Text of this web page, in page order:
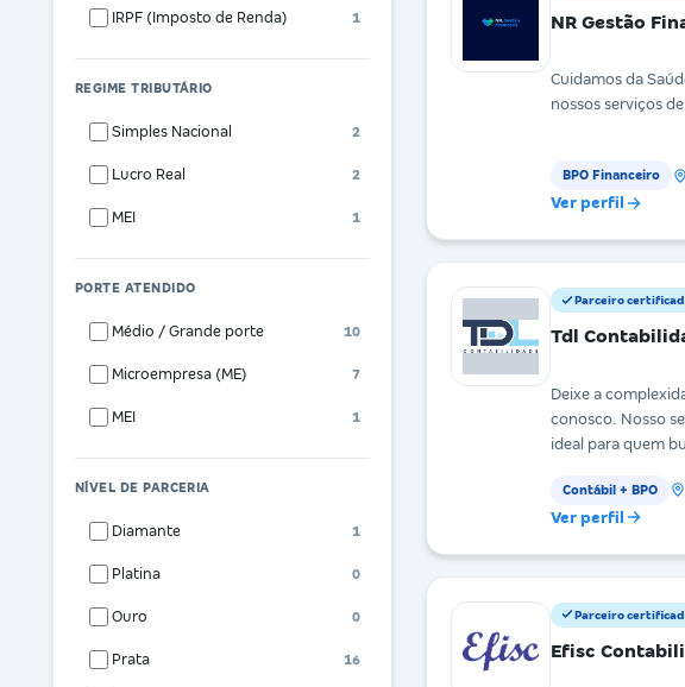
IRPF (Imposto de Renda) 1
REGIME TRIBUTÁRIO
Simples Nacional 2
Lucro Real 2
MEI 1
PORTE ATENDIDO
Médio / Grande porte 10
Microempresa (ME) 7
MEI 1
NÍVEL DE PARCERIA
Diamante 1
Platina 0
Ouro 0
Prata 16
NR Gestão
Cuidamos da
nossos serviços
BPO Financeiro
Ver perfil
Parceiro
Tdl
Deixe a
conosco. Nosso
ideal para quem
Contábil + BPO
Ver perfil
Parceiro
Efisc